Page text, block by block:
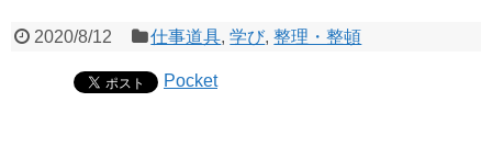
2020/8/12 仕事道具,学び,整理・整頓
Pocket